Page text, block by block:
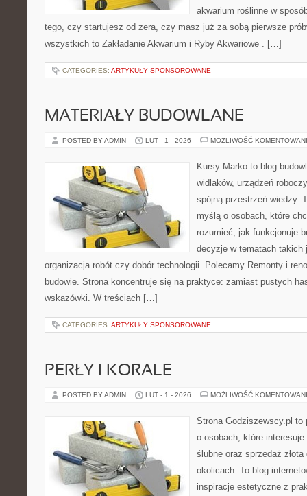
akwarium roślinne w
tego, czy startujesz od zera, czy masz już za sobą pierwsze
wszystkich to Zakładanie Akwarium i Ryby Akwariowe . […]
CATEGORIES: ARTYKUŁY SPONSOROWANE
MATERIAŁY BUDOWLANE
POSTED BY ADMIN LUT - 1 - 2026 MOŻLIWOŚĆ
Kursy Marko to blog
widlaków, urządzeń
spójną przestrzeń wiedzy.
myślą o osobach, które
rozumieć, jak funkcjonuje
decyzje w tematach takich
organizacja robót czy dobór technologii. Polecamy Remonty i
budowie. Strona koncentruje się na praktyce: zamiast pustych
wskazówki. W treściach […]
CATEGORIES: ARTYKUŁY SPONSOROWANE
PERŁY I KORALE
POSTED BY ADMIN LUT - 1 - 2026 MOŻLIWOŚĆ
Strona Godziszewscy.pl to
o osobach, które
ślubne oraz sprzedaż
okolicach. To blog
inspiracje estetyczne z